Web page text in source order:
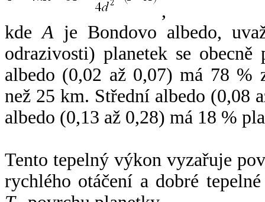
,
kdeA je Bondovo albedo,
odrazivosti) planetek se
albedo (0,02 až 0,07) má 78 %
než 25 km. Střední albedo (0,08
albedo (0,13 až 0,28) má 18 %
Tento tepelný výkon vyzařuje
rychlého otáčení a dobré